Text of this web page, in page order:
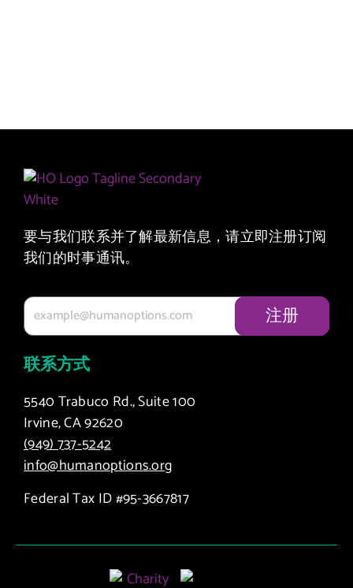
要与我们联系并了解最新信息，请立即注册订阅
我们的时事通讯。
联系方式
5540 Trabuco Rd., Suite 100
Irvine, CA 92620
(949) 737-5242
info@humanoptions.org
Federal Tax ID #95-3667817